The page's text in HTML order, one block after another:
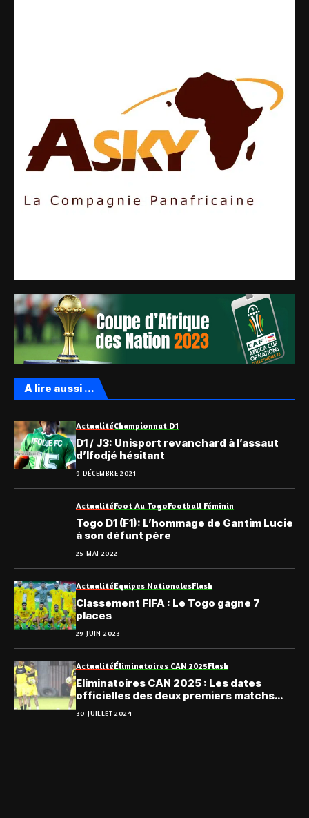
A lire aussi ...
ActualitéChampionnat D1
D1 / J3: Unisport revanchard à l’assaut
d’Ifodjé hésitant
9 DÉCEMBRE 2021
ActualitéFoot Au TogoFootball Féminin
Togo D1 (F1): L’hommage de Gantim Lucie
à son défunt père
25 MAI 2022
ActualitéEquipes NationalesFlash
Classement FIFA : Le Togo gagne 7
places
29 JUIN 2023
ActualitéÉliminatoires CAN 2025Flash
Eliminatoires CAN 2025 : Les dates
officielles des deux premiers matchs
30 JUILLET 2024